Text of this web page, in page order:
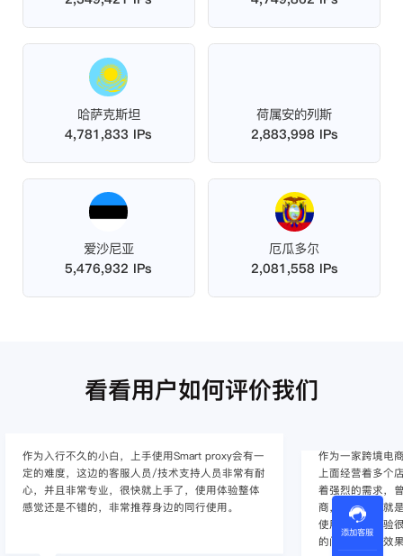
哈萨克斯坦
4,781,833 IPs
荷属安的列斯
2,883,998 IPs
爱沙尼亚
5,476,932 IPs
厄瓜多尔
2,081,558 IPs
看看用户如何评价我们
作为入行不久的小白，上手使用Smart proxy会有一
定的难度，这边的客服人员/技术支持人员非常有耐
心，并且非常专业，很快就上手了，使用体验整体
感觉还是不错的，非常推荐身边的同行使用。
作为一家跨境电
上面经营着多个
着强烈的需求，
商，不是断网就
使用效果，体验
的问题，使用效
添加客服